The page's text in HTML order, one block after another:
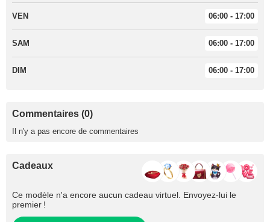
VEN 06:00 - 17:00
SAM 06:00 - 17:00
DIM 06:00 - 17:00
Commentaires (0)
Il n'y a pas encore de commentaires
Cadeaux
Ce modèle n'a encore aucun cadeau virtuel. Envoyez-lui le
premier !